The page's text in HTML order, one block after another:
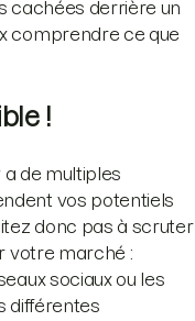
cachées derrière un
comprendre ce que
!
a de multiples
vos potentiels
donc pas à scruter
votre marché :
sociaux ou les
différentes